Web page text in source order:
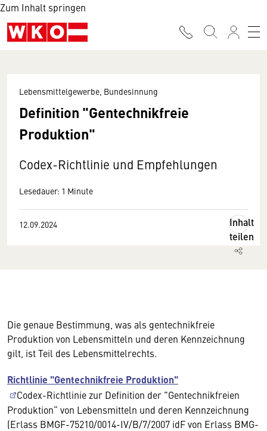
Zum Inhalt springen
Lebensmittelgewerbe, Bundesinnung
Definition "Gentechnikfreie
Produktion"
Codex-Richtlinie und Empfehlungen
Lesedauer: 1 Minute
12.09.2024
Inhalt
teilen
Die genaue Bestimmung, was als gentechnikfreie
Produktion von Lebensmitteln und deren Kennzeichnung
gilt, ist Teil des Lebensmittelrechts.
Richtlinie "Gentechnikfreie Produktion"
Codex-Richtlinie zur Definition der "Gentechnikfreien
Produktion“ von Lebensmitteln und deren Kennzeichnung
(Erlass BMGF-75210/0014-IV/B/7/2007 idF von Erlass BMG-